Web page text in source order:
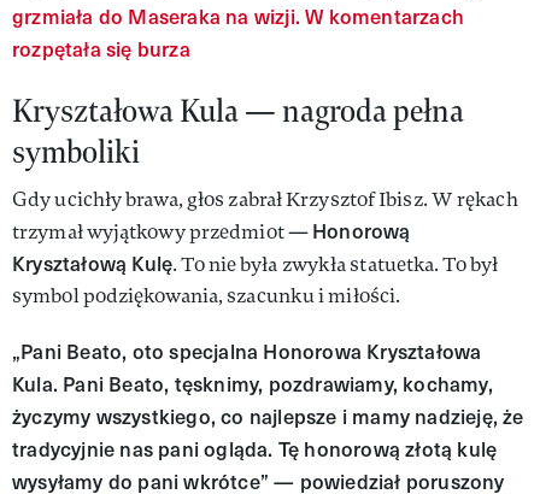
grzmiała do Maseraka na wizji. W komentarzach
rozpętała się burza
Kryształowa Kula — nagroda pełna
symboliki
Gdy ucichły brawa, głos zabrał Krzysztof Ibisz. W rękach
trzymał wyjątkowy przedmiot —Honorową
Kryształową Kulę. To nie była zwykła statuetka. To był
symbol podziękowania, szacunku i miłości.
„Pani Beato, oto specjalna Honorowa Kryształowa
Kula. Pani Beato, tęsknimy, pozdrawiamy, kochamy,
życzymy wszystkiego, co najlepsze i mamy nadzieję, że
tradycyjnie nas pani ogląda. Tę honorową złotą kulę
wysyłamy do pani wkrótce” — powiedział poruszony